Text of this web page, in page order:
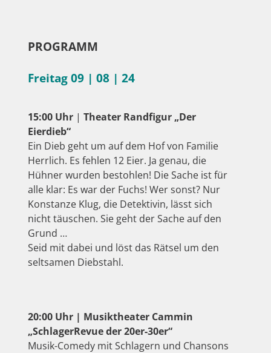
PROGRAMM
Freitag 09 | 08 | 24
15:00 Uhr |Theater Randfigur „Der
Eierdieb“
Ein Dieb geht um auf dem Hof von Familie
Herrlich. Es fehlen 12 Eier. Ja genau, die
Hühner wurden bestohlen! Die Sache ist für
alle klar: Es war der Fuchs! Wer sonst? Nur
Konstanze Klug, die Detektivin, lässt sich
nicht täuschen. Sie geht der Sache auf den
Grund …
Seid mit dabei und löst das Rätsel um den
seltsamen Diebstahl.
20:00 Uhr | Musiktheater Cammin
„SchlagerRevue der 20er-30er“
Musik-Comedy mit Schlagern und Chansons